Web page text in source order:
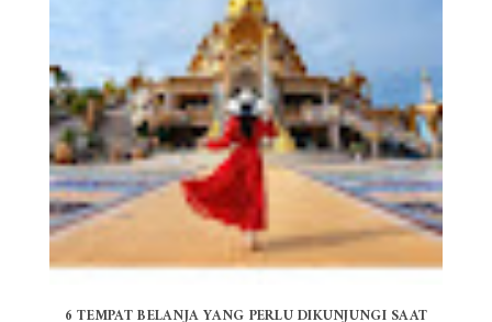
6 TEMPAT BELANJA YANG PERLU DIKUNJUNGI SAAT